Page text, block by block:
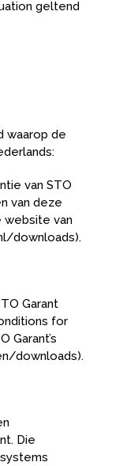
geltend
waarop de
van STO
van deze
website van
downloads).
Garant
for
Garant’s
downloads).
Die